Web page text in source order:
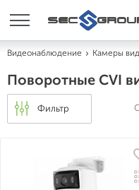
Видеонаблюдение Камеры
Поворотные CVI
Фильтр